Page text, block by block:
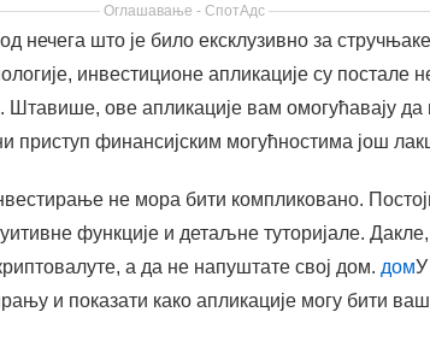
Оглашавање - СпотАдс
нечега што је било ексклузивно за
инвестиционе апликације су постале
ове апликације вам омогућавају да
приступ финансијским могућностима још
не мора бити компликовано.
функције и детаљне туторијале.
а да не напуштате свој дом. домУ
и показати како апликације могу бити